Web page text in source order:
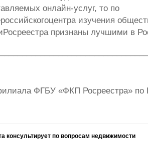
онлайн-услуг, то по
изучения
признаны лучшими в
ФГБУ «ФКП Росреестра» по
консультирует по вопросам недвижимости